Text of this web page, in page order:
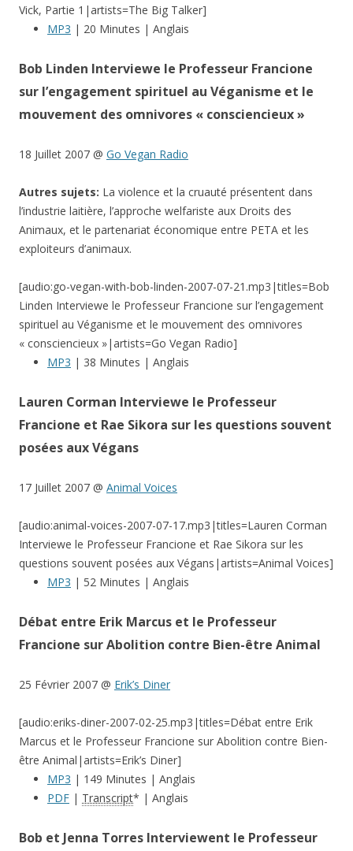
Vick, Partie 1|artists=The Big Talker]
MP3 | 20 Minutes | Anglais
Bob Linden Interviewe le Professeur Francione
sur l’engagement spirituel au Véganisme et le
mouvement des omnivores « consciencieux »
18 Juillet 2007 @ Go Vegan Radio
Autres sujets: La violence et la cruauté présentent dans
l’industrie laitière, l’approche welfariste aux Droits des
Animaux, et le partenariat économique entre PETA et les
exploiteurs d’animaux.
[audio:go-vegan-with-bob-linden-2007-07-21.mp3|titles=Bob
Linden Interviewe le Professeur Francione sur l’engagement
spirituel au Véganisme et le mouvement des omnivores
« consciencieux »|artists=Go Vegan Radio]
MP3 | 38 Minutes | Anglais
Lauren Corman Interviewe le Professeur
Francione et Rae Sikora sur les questions souvent
posées aux Végans
17 Juillet 2007 @ Animal Voices
[audio:animal-voices-2007-07-17.mp3|titles=Lauren Corman
Interviewe le Professeur Francione et Rae Sikora sur les
questions souvent posées aux Végans|artists=Animal Voices]
MP3 | 52 Minutes | Anglais
Débat entre Erik Marcus et le Professeur
Francione sur Abolition contre Bien-être Animal
25 Février 2007 @ Erik’s Diner
[audio:eriks-diner-2007-02-25.mp3|titles=Débat entre Erik
Marcus et le Professeur Francione sur Abolition contre Bien-
être Animal|artists=Erik’s Diner]
MP3 | 149 Minutes | Anglais
PDF | Transcript* | Anglais
Bob et Jenna Torres Interviewent le Professeur